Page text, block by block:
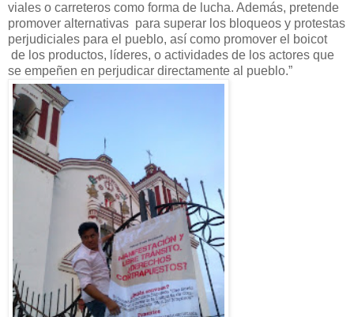
viales o carreteros como forma de lucha. Además, pretende
promover alternativas para superar los bloqueos y protestas
perjudiciales para el pueblo, así como promover el boicot
de los productos, líderes, o actividades de los actores que
se empeñen en perjudicar directamente al pueblo.”